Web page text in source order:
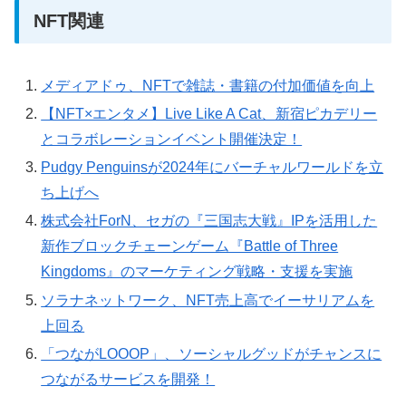
NFT関連
メディアドゥ、NFTで雑誌・書籍の付加価値を向上
【NFT×エンタメ】Live Like A Cat、新宿ピカデリー
とコラボレーションイベント開催決定！
Pudgy Penguinsが2024年にバーチャルワールドを立
ち上げへ
株式会社ForN、セガの『三国志大戦』IPを活用した
新作ブロックチェーンゲーム『Battle of Three
Kingdoms』のマーケティング戦略・支援を実施
ソラナネットワーク、NFT売上高でイーサリアムを
上回る
「つながLOOOP」、ソーシャルグッドがチャンスに
つながるサービスを開発！